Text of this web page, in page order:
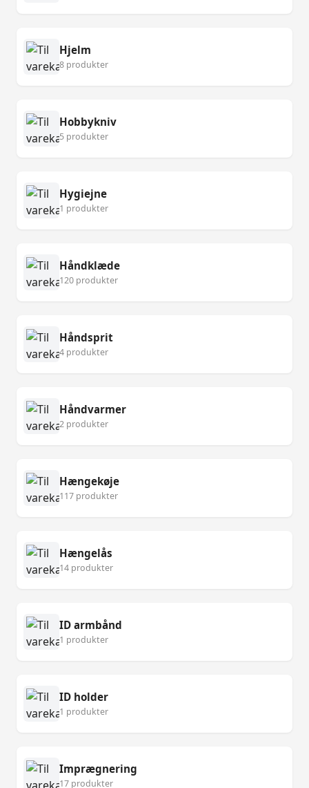
Hjelm
8 produkter
Hobbykniv
5 produkter
Hygiejne
1 produkter
Håndklæde
120 produkter
Håndsprit
4 produkter
Håndvarmer
2 produkter
Hængekøje
117 produkter
Hængelås
14 produkter
ID armbånd
1 produkter
ID holder
1 produkter
Imprægnering
17 produkter